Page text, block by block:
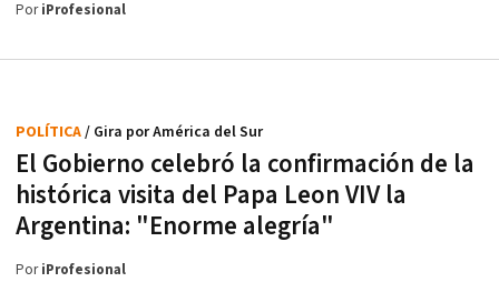
PoriProfesional
El Gobierno celebró la confirmación de la
histórica visita del Papa Leon VIV la
Argentina: "Enorme alegría"
POLÍTICA/ Gira por América del Sur
PoriProfesional